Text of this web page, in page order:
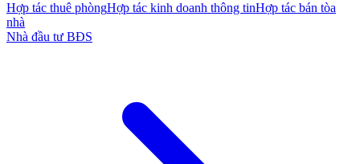
Hợp tác thuê phòngHợp tác kinh doanh thông tinHợp tác bán tòa
nhà
Nhà đầu tư BĐS